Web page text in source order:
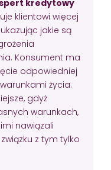
kredytowy
klientowi więcej
jakie są
Konsument ma
odpowiedniej
życia.
gdyż
warunkach,
nawiązali
z tym tylko